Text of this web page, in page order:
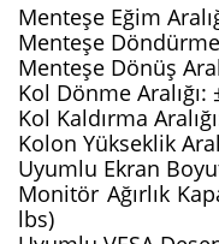
Menteşe Eğim
Menteşe Döndürme
Menteşe Dönüş
Kol Dönme Aralığı:
Kol Kaldırma
Kolon Yükseklik
Uyumlu Ekran
Monitör Ağırlık
lbs)